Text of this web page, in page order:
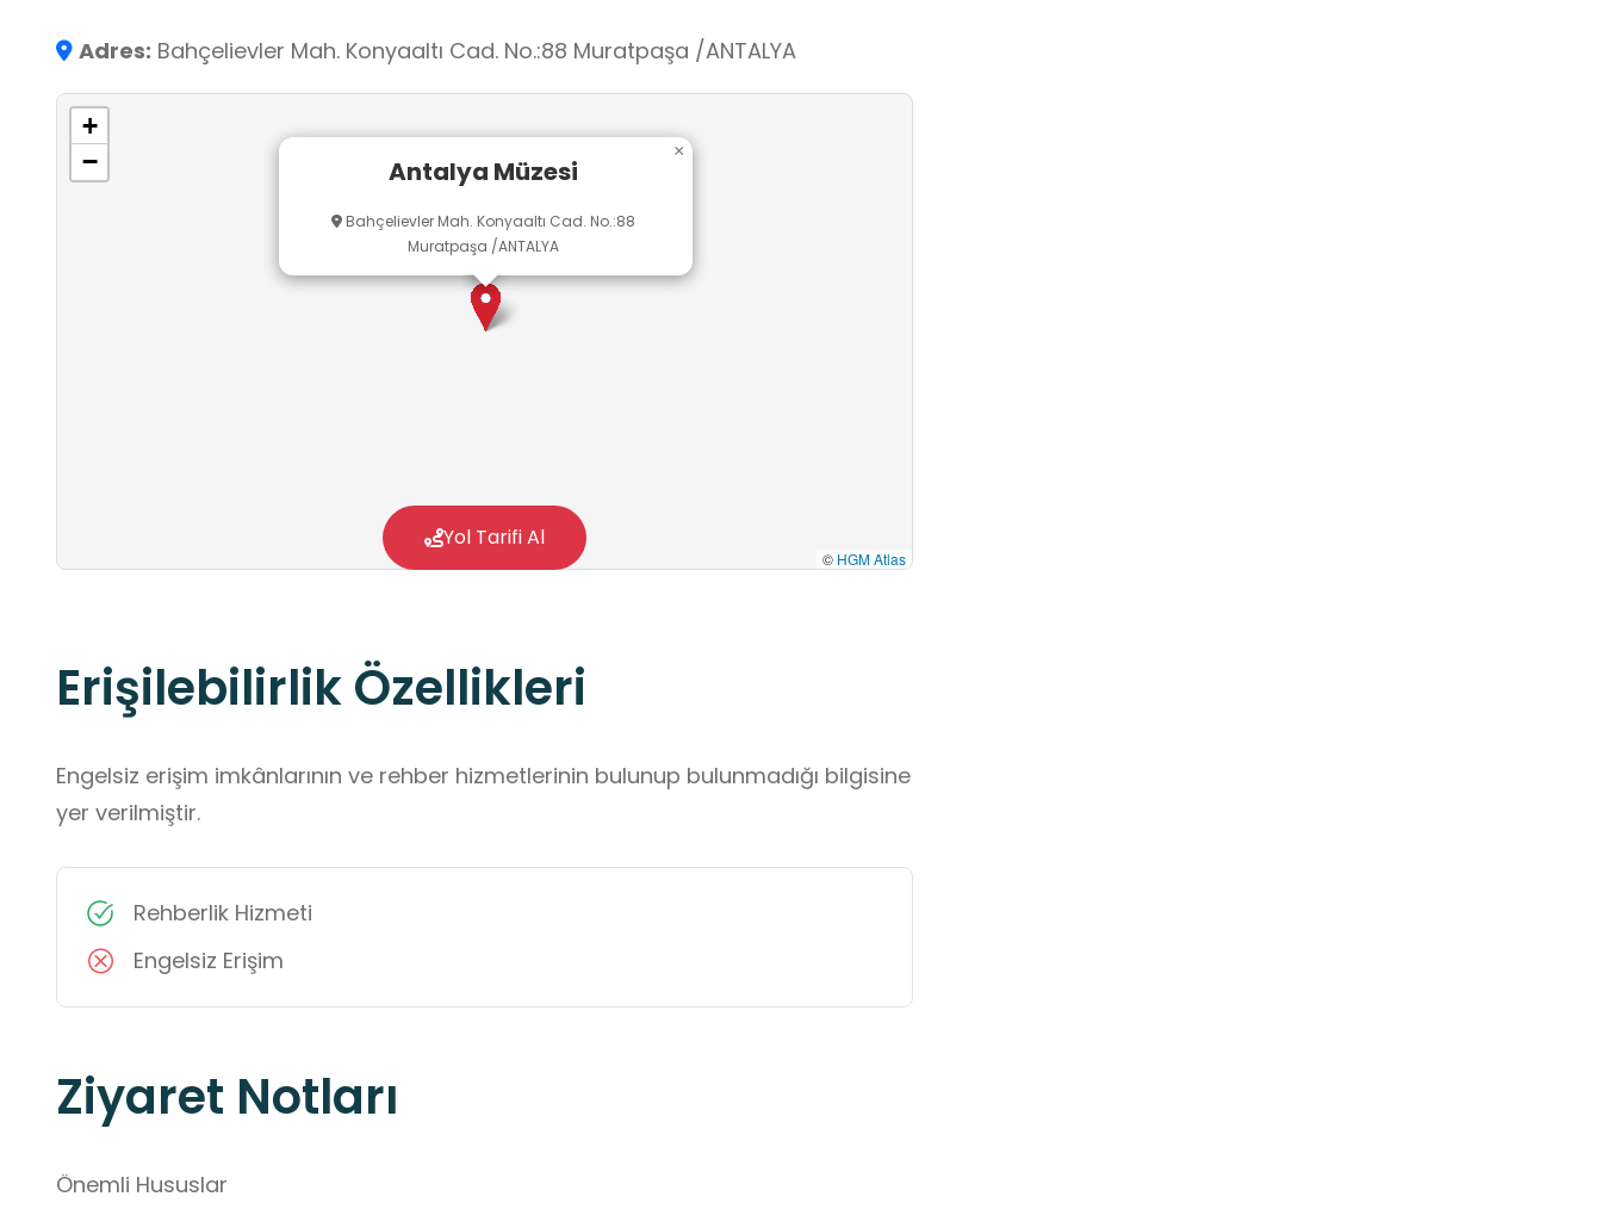
düzenlemeleri de Antalya Müzesi tarafından yürütülmektedir. Koleksiyonunun
bölgeden toplanmıştır. Geniş etnografya koleksiyonunun önemli bir bölümüyse
Osmanlı kültürünü yansıtmaktadır.
Adres: Bahçelievler Mah. Konyaaltı Cad. No.:88 Muratpaşa /ANTALYA
Antalya Müzesi
Bahçelievler Mah. Konyaaltı Cad. No.:88
Muratpaşa /ANTALYA
×
+
−
© HGM Atlas
Yol Tarifi Al
Erişilebilirlik Özellikleri
Engelsiz erişim imkânlarının ve rehber hizmetlerinin bulunup bulunmadığı bilgisine
yer verilmiştir.
Rehberlik Hizmeti
Engelsiz Erişim
Ziyaret Notları
Önemli Hususlar